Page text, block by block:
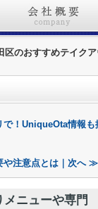
区のおすすめテイク
！UniqueOta情報も
や注意点とは｜次へ ≫
ニューや専門